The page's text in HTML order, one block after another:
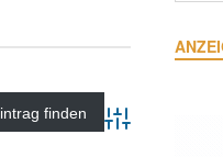
Advanced